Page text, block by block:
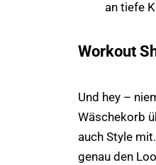
an tiefe
Workout
Und hey –
Wäschekorb
auch Style
genau den